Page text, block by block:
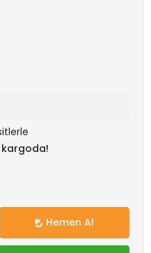
kargoda!
Hemen Al